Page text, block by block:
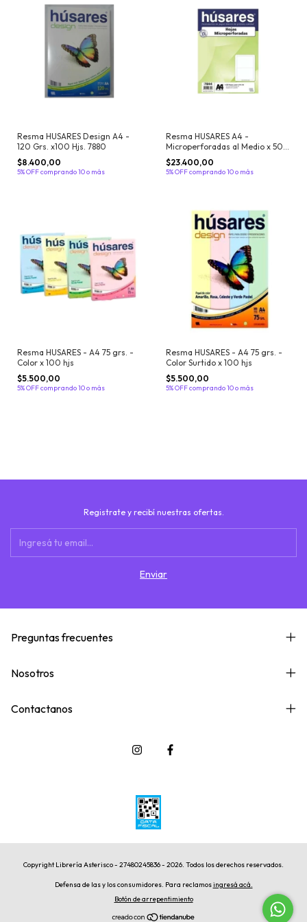
Resma HUSARES Design A4 -
120 Grs. x100 Hjs. 7880
$8.400,00
5% OFFcomprando 10 o más
Resma HUSARES A4 -
Microperforadas al Medio x 500
hojas - Cod. 7844
$23.400,00
5% OFFcomprando 10 o más
Resma HUSARES - A4 75 grs. -
Color x 100 hjs
$5.500,00
5% OFFcomprando 10 o más
Resma HUSARES - A4 75 grs. -
Color Surtido x 100 hjs
$5.500,00
5% OFFcomprando 10 o más
Registrate y recibí nuestras ofertas.
Preguntas frecuentes
Nosotros
Contactanos
Copyright Librería Asterisco - 27480245836 - 2026. Todos los derechos reservados.
Defensa de las y los consumidores. Para reclamosingresá acá.
Botón de arrepentimiento